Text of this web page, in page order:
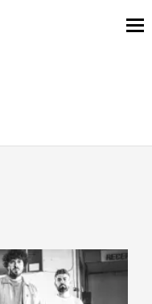
A SERRAT
PERSECUTORIA]
[DESCASADA]
SUEÑOS»